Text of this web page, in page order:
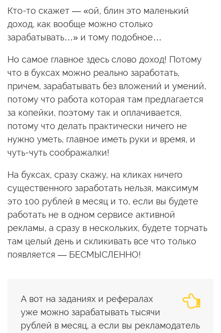
Кто-то скажет — «ой, блин это маленький
доход, как вообще можно столько
зарабатывать…» и тому подобное…
Но самое главное здесь слово доход! Потому
что в буксах можно реально заработать,
причем, зарабатывать без вложений и умений,
потому что работа которая там предлагается
за копейки, поэтому так и оплачивается,
потому что делать практически ничего не
нужно уметь, главное иметь руки и время, и
чуть-чуть соображалки!
На буксах, сразу скажу, на кликах ничего
существенного заработать нельзя, максимум
это 100 рублей в месяц и то, если вы будете
работать не в одном сервисе активной
рекламы, а сразу в нескольких, будете торчать
там целый день и скликивать все что только
появляется — БЕСМЫСЛЕННО!
А вот на заданиях и рефералах
уже можно зарабатывать тысячи
рублей в месяц, а если вы рекламодатель